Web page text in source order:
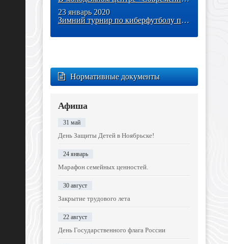
23 январь 2020
Зимний турнир по киберфутболу пройдёт в Современнике
Нормативные документы
Афиша
31 май
День Защиты Детей в Ноябрьске!
24 январь
Марафон семейных ценностей.
30 август
Закрытие трудового лета
22 август
День Государственного флага России